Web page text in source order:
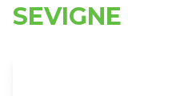
SEVIGNE